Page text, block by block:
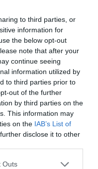
to third parties, or
information for
the below opt-out
note that after your
continue seeing
information utilized by
to third parties prior to
out of the further
by third parties on the
This information may
on the IAB’s List of
disclose it to other
Outs